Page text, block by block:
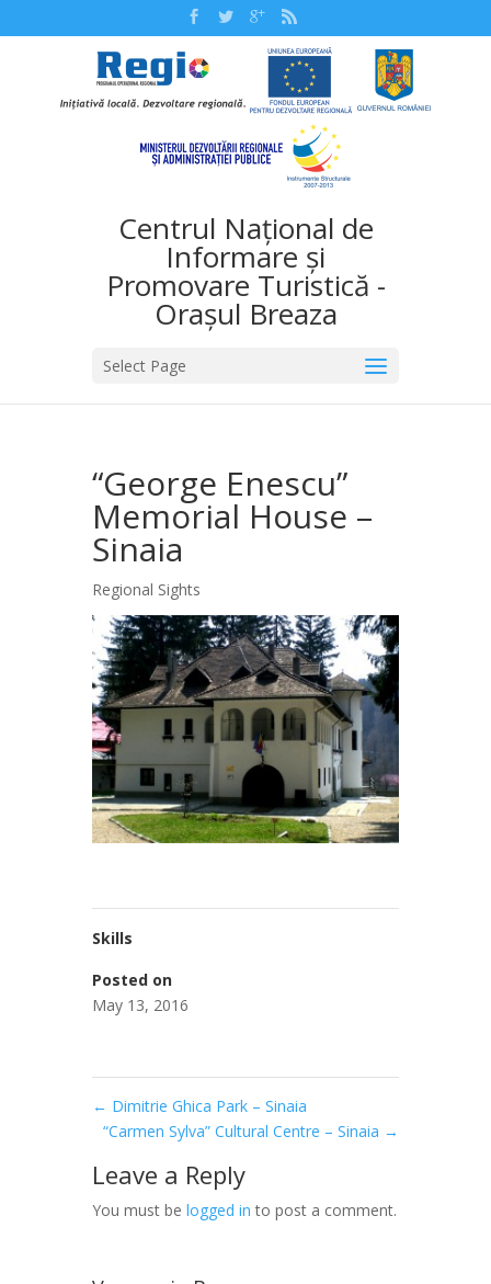
Centrul Național de
Informare și
Promovare Turistică -
Orașul Breaza
Select Page
“George Enescu”
Memorial House –
Sinaia
Regional Sights
Skills
Posted on
May 13, 2016
← Dimitrie Ghica Park – Sinaia
“Carmen Sylva” Cultural Centre – Sinaia →
Leave a Reply
You must be logged in to post a comment.